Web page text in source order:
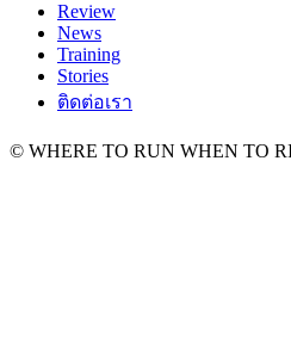
Review
News
Training
Stories
ติดต่อเรา
© WHERE TO RUN WHEN TO